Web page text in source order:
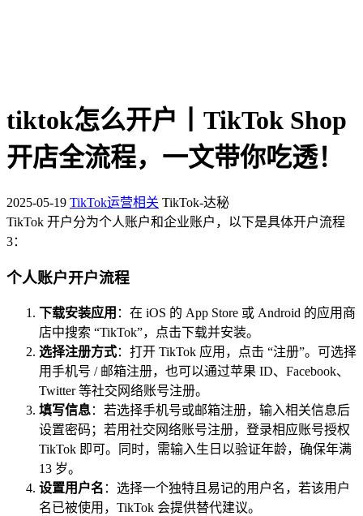
tiktok怎么开户丨TikTok Shop
开店全流程，一文带你吃透！
2025-05-19 TikTok运营相关 TikTok-达秘
TikTok 开户分为个人账户和企业账户，以下是具体开户流程
3：
个人账户开户流程
下载安装应用 ：在 iOS 的 App Store 或 Android 的应用商
店中搜索 “TikTok”，点击下载并安装。
选择注册方式：打开 TikTok 应用，点击 “注册”。可选择
用手机号 / 邮箱注册，也可以通过苹果 ID、Facebook、
Twitter 等社交网络账号注册。
填写信息：若选择手机号或邮箱注册，输入相关信息后
设置密码；若用社交网络账号注册，登录相应账号授权
TikTok 即可。同时，需输入生日以验证年龄，确保年满
13 岁。
设置用户名 ：选择一个独特且易记的用户名，若该用户
名已被使用，TikTok 会提供替代建议。